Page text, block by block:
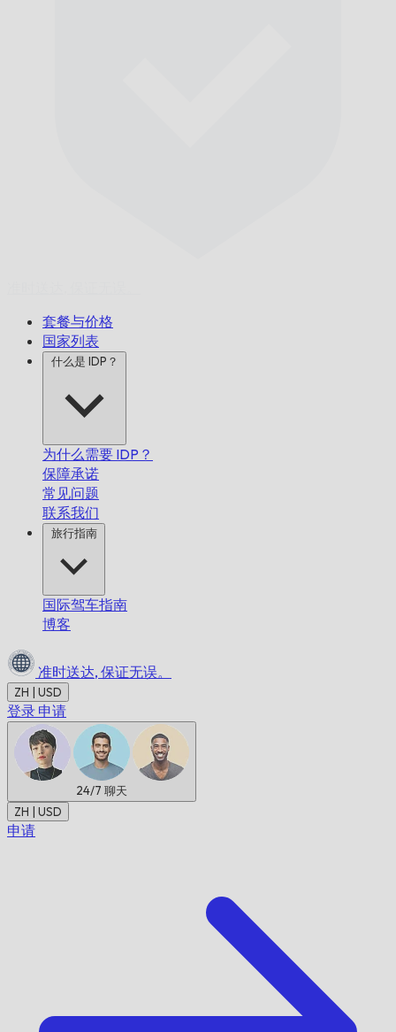
套餐与价格
国家列表
什么是 IDP？
为什么需要 IDP？
保障承诺
常见问题
联系我们
旅行指南
国际驾车指南
博客
准时送达, 保证无误。
ZH | USD
登录 申请
24/7 聊天
ZH | USD
申请